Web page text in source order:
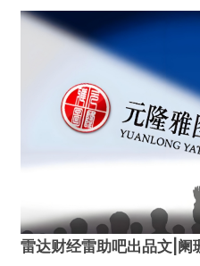
雷达财经雷助吧出品文|阑